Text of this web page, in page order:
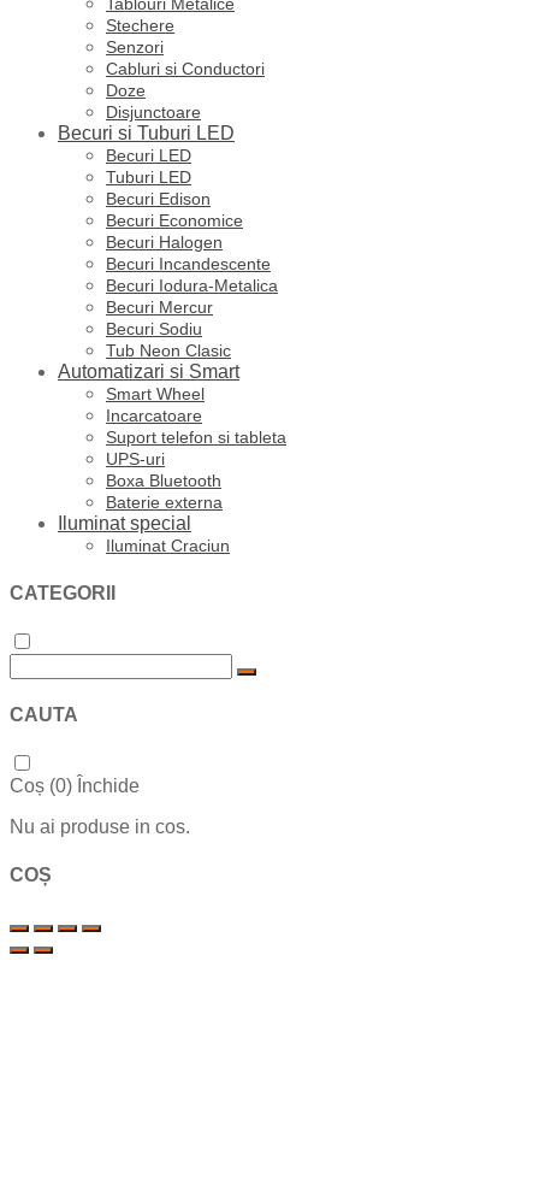
Tablouri Metalice
Stechere
Senzori
Cabluri si Conductori
Doze
Disjunctoare
Becuri si Tuburi LED
Becuri LED
Tuburi LED
Becuri Edison
Becuri Economice
Becuri Halogen
Becuri Incandescente
Becuri Iodura-Metalica
Becuri Mercur
Becuri Sodiu
Tub Neon Clasic
Automatizari si Smart
Smart Wheel
Incarcatoare
Suport telefon si tableta
UPS-uri
Boxa Bluetooth
Baterie externa
Iluminat special
Iluminat Craciun
CATEGORII
CAUTA
Coș (0) Închide
Nu ai produse in cos.
COȘ